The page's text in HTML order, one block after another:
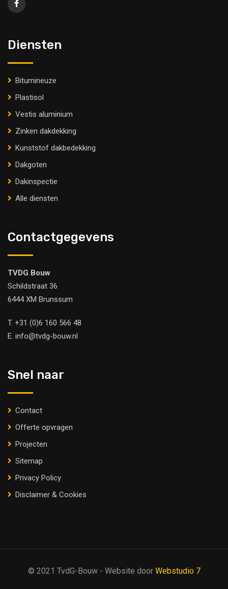
Diensten
Bitumineuze
Plastisol
Vestis aluminium
Zinken dakdekking
Kunststof dakbedekking
Dakgoten
Dakinspectie
Alle diensten
Contactgegevens
TVDG Bouw
Schildstraat 36
6444 XM Brunssum
T. +31 (0)6 160 566 48
E. info@tvdg-bouw.nl
Snel naar
Contact
Offerte opvragen
Projecten
Sitemap
Privacy Policy
Disclaimer & Cookies
© 2021 TvdG-Bouw - Website door Webstudio 7